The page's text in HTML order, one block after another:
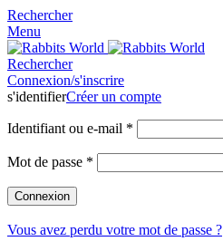
Rechercher
Menu
Rechercher
Connexion/s'inscrire
s'identifierCréer un compte
Identifiant ou e-mail *
Mot de passe *
Connexion
Vous avez perdu votre mot de passe ?